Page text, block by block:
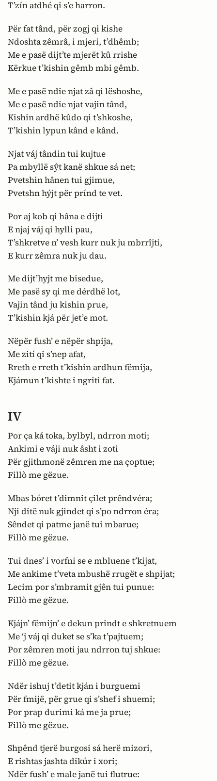
T’zín atdhé qi s’e harron.
Për fat tând, për zogj qi kishe
Ndoshta zêmrâ, i mjeri, t’dhêmb;
Me e pasë dijt’te mjerët kû rrishe
Kërkue t’kishin gêmb mbi gêmb.
Me e pasë ndie njat zâ qi lëshoshe,
Me e pasë ndie njat vajin tând,
Kishin ardhë kûdo qi t’shkoshe,
T’kishin lypun kând e kând.
Njat váj tândin tui kujtue
Pa mbyllë sŷt kanë shkue sá net;
Pvetshin hânen tui gjimue,
Pvetshn hýjt për prínd te vet.
Por aj kob qi hâna e dijti
E njaj váj qi hylli pau,
T’shkretve n’ vesh kurr nuk ju mbrrîjti,
E kurr zêmra nuk ju dau.
Me dijt’hyjt me bisedue,
Me pasë sy qi me dérdhë lot,
Vajin tând ju kishin prue,
T’kishin kjá për jet’e mot.
Nëpër fush’ e nëpër shpija,
Me zití qi s’nep afat,
Rreth e rreth t’kishin ardhun fëmija,
Kjámun t’kishte i ngriti fat.
IV
Por ça ká toka, bylbyl, ndrron moti;
Ankimi e váji nuk âsht i zoti
Për gjithmonë zêmren me na çoptue;
Fillò me gëzue.
Mbas bóret t’dimnit çilet prêndvéra;
Nji ditë nuk gjindet qi s’po ndrron éra;
Sêndet qi patme janë tui mbarue;
Fillò me gëzue.
Tui dnes’ i vorfni se e mbluene t’kijat,
Me ankime t’veta mbushë rrugët e shpijat;
Lecim por s’mbramit gjên tui punue:
Fillò me gëzue.
Kjájn’ fëmijn’ e dekun prindt e shkretnuem
Me ‘j váj qi duket se s’ka t’pajtuem;
Por zêmren moti jau ndrron tuj shkue:
Fillò me gëzue.
Ndër ishuj t’detit kján i burguemi
Për fmijë, për grue qi s’shef i shuemi;
Por prap durimi ká me ja prue;
Fillò me gëzue.
Shpênd tjerë burgosi sá herë mizori,
E rishtas jashta dikúr i xori;
Ndër fush’ e male janë tui flutrue: